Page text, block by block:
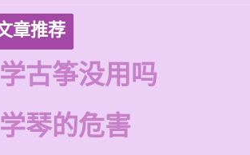
章推荐
学古筝没用吗
学琴的危害